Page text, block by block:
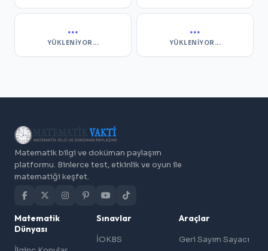
...
YÜKLENIYOR...
...
YÜKLENIYOR...
Matematik bilgi ve doküman paylaşım
platformu. Binlerce test, etkinlik ve oyun ile
matematiği keşfet.
Matematik
Dünyası
Sınavlar
İOKBS
Araçlar
Geri Sayım Sayacı